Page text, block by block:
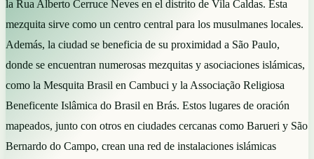
la Rua Alberto Cerruce Neves en el distrito de Vila Caldas. Esta
mezquita sirve como un centro central para los musulmanes locales.
Además, la ciudad se beneficia de su proximidad a São Paulo,
donde se encuentran numerosas mezquitas y asociaciones islámicas,
como la Mesquita Brasil en Cambuci y la Associação Religiosa
Beneficente Islâmica do Brasil en Brás. Estos lugares de oración
mapeados, junto con otros en ciudades cercanas como Barueri y São
Bernardo do Campo, crean una red de instalaciones islámicas